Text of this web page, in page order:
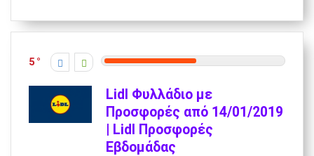
5
Lidl Φυλλάδιο με
Προσφορές από 14/01/2019
| Lidl Προσφορές
Εβδομάδας